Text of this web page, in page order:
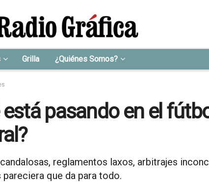
Grilla ¿Quiénes Somos?
está pasando en el
reglamentos laxos, arbitrajes
que da para todo.